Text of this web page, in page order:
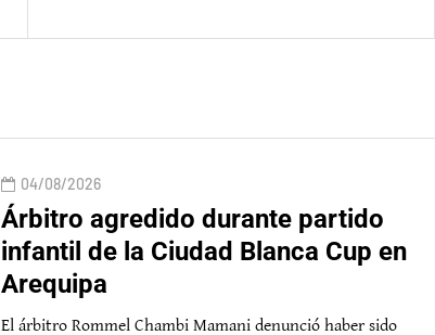
04/08/2026
Árbitro agredido durante partido
infantil de la Ciudad Blanca Cup en
Arequipa
El árbitro Rommel Chambi Mamani denunció haber sido